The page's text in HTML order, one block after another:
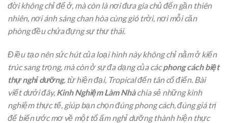
đời không chỉ để ở, mà còn là nơi đưa gia chủ đến gần thiên
nhiên, nơi ánh sáng chan hòa cùng gió trời, nơi mỗi căn
phòng đều chứa đựng sự thư thái.
Điều tạo nên sức hút của loại hình này không chỉ nằm ở kiến
trúc sang trọng, mà còn ở sự đa dạng của cácphong cách biệt
thự nghỉ dưỡng, từ hiện đại, Tropical đến tân cổ điển. Bài
viết dưới đây, Kinh Nghiệm Làm Nhàchia sẻ những kinh
nghiệm thực tế, giúp bạn chọn đúng phong cách, đúng giá trị
để biến ước mơ về một tổ ấm nghỉ dưỡng thành hiện thực